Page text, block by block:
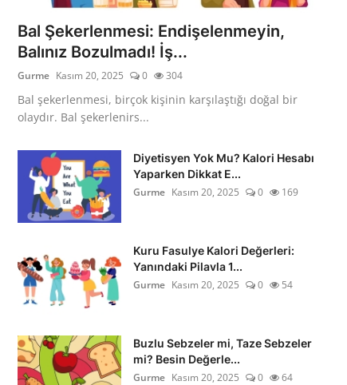
Bal Şekerlenmesi: Endişelenmeyin,
Balınız Bozulmadı! İş...
Gurme Kasım 20, 2025 0 304
Bal şekerlenmesi, birçok kişinin karşılaştığı doğal bir
olaydır. Bal şekerlenirs...
Diyetisyen Yok Mu? Kalori Hesabı
Yaparken Dikkat E...
Gurme Kasım 20, 2025 0 169
Kuru Fasulye Kalori Değerleri:
Yanındaki Pilavla 1...
Gurme Kasım 20, 2025 0 54
Buzlu Sebzeler mi, Taze Sebzeler
mi? Besin Değerle...
Gurme Kasım 20, 2025 0 64